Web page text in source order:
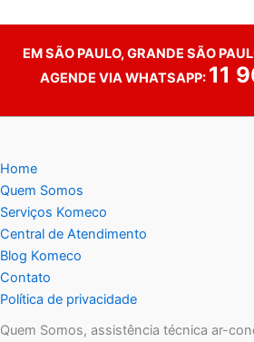
EM SÃO PAULO, GRANDE SÃO
AGENDE VIA WHATSAPP: 11
Home
Quem Somos
Serviços Komeco
Central de Atendimento
Blog Komeco
Contato
Política de privacidade
Quem Somos, assistência técnica ar-